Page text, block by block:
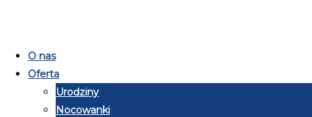
O nas
Oferta
Urodziny
Nocowanki